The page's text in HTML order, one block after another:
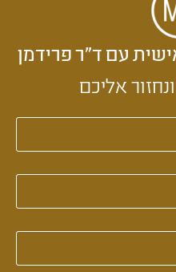
עם ד״ר פרידמן
אליכם